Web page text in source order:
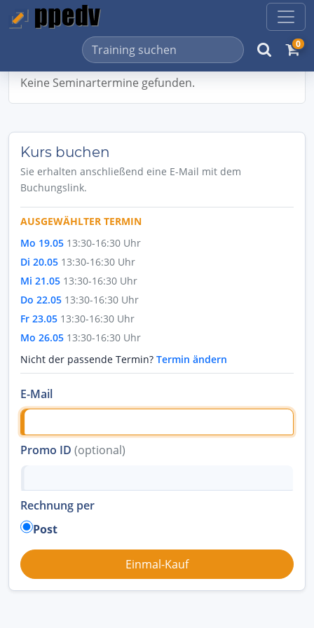
0
Keine Seminartermine gefunden.
Kurs buchen
Sie erhalten anschließend eine E-Mail mit dem
Buchungslink.
AUSGEWÄHLTER TERMIN
Mo 19.05 13:30-16:30 Uhr
Di 20.05 13:30-16:30 Uhr
Mi 21.05 13:30-16:30 Uhr
Do 22.05 13:30-16:30 Uhr
Fr 23.05 13:30-16:30 Uhr
Mo 26.05 13:30-16:30 Uhr
Nicht der passende Termin? Termin ändern
E-Mail
Promo ID (optional)
Rechnung per
Post